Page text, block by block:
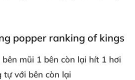
popper ranking of kings
mũi 1 bên còn lại hít 1 hơi
tựvới bên còn lại